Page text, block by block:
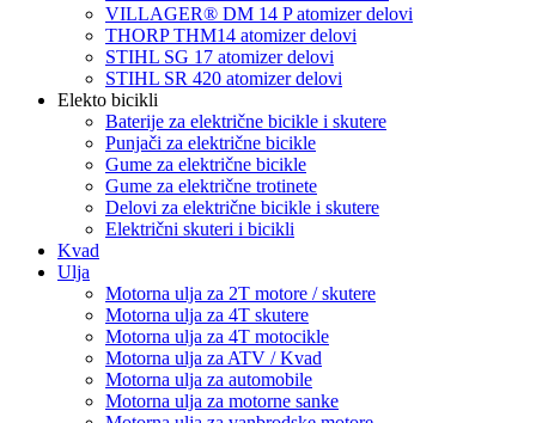
VILLAGER® DM 14 P atomizer delovi
THORP THM14 atomizer delovi
STIHL SG 17 atomizer delovi
STIHL SR 420 atomizer delovi
Elekto bicikli
Baterije za električne bicikle i skutere
Punjači za električne bicikle
Gume za električne bicikle
Gume za električne trotinete
Delovi za električne bicikle i skutere
Električni skuteri i bicikli
Kvad
Ulja
Motorna ulja za 2T motore / skutere
Motorna ulja za 4T skutere
Motorna ulja za 4T motocikle
Motorna ulja za ATV / Kvad
Motorna ulja za automobile
Motorna ulja za motorne sanke